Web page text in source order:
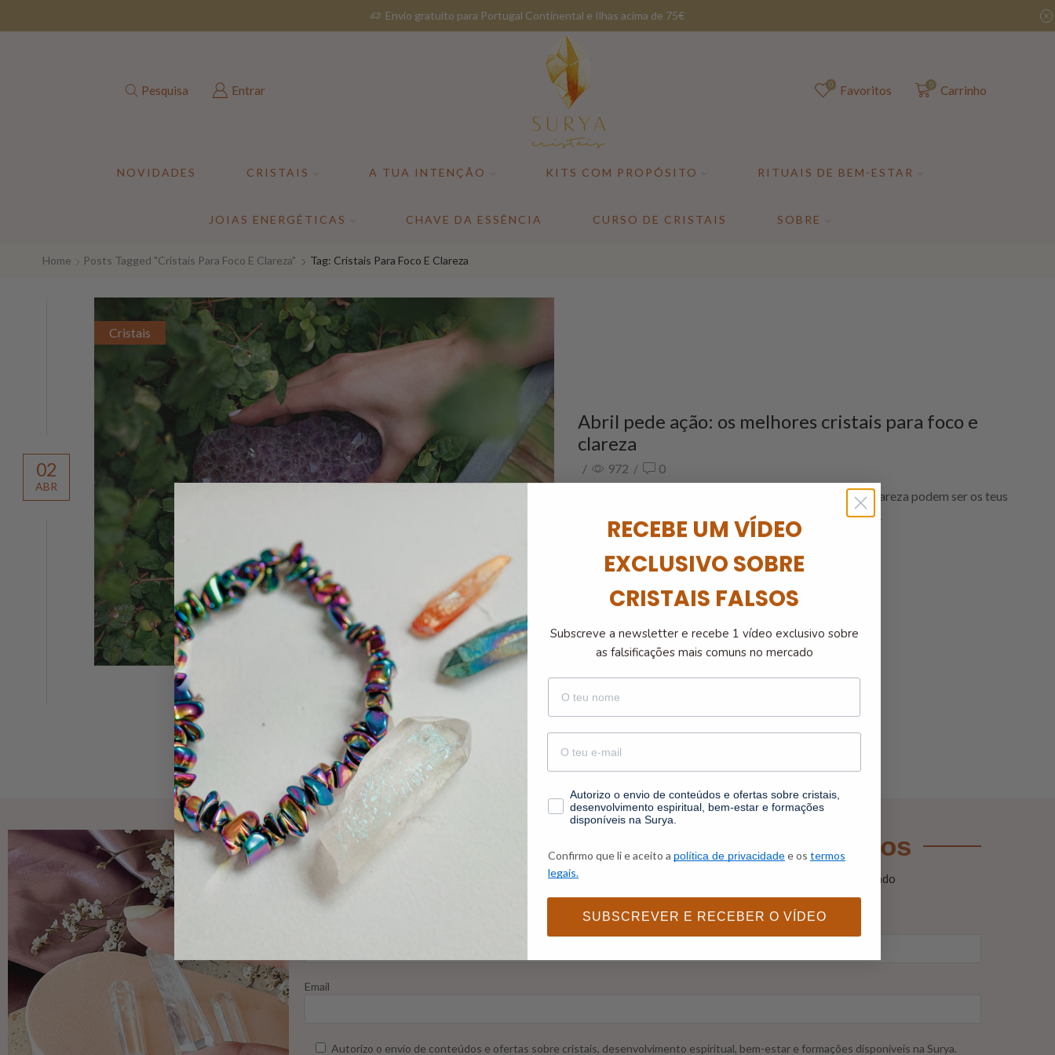
Envio gratuito para Portugal Continental e Ilhas acima de 75€
Pesquisa Entrar 0 Favoritos 0 Carrinho
NOVIDADES CRISTAIS A TUA INTENÇÃO KITS COM PROPÓSITO RITUAIS DE BEM-ESTAR
JOIAS ENERGÉTICAS CHAVE DA ESSÊNCIA CURSO DE CRISTAIS SOBRE
Home Posts Tagged "cristais Para Foco E Clareza" Tag: Cristais Para Foco E Clareza
Cristais
Abril pede ação: os melhores cristais para foco e
clareza
/ 972 /
0
Abril pede movimento. Por isso, os cristais para foco e clareza podem ser os teus
maiores aliados para te alinhar com essa energia. Com o...
Continue A Ler
02
ABR
Aprende a identificar cristais verdadeiros
Subscreve a newsletter e recebe 1 vídeo exclusivo sobre as falsificações mais comuns no mercado
Email
Autorizo o envio de conteúdos e ofertas sobre cristais, desenvolvimento espiritual, bem-estar e formações disponíveis na Surya.
RECEBE UM VÍDEO
EXCLUSIVO SOBRE
CRISTAIS FALSOS
Subscreve a newsletter e recebe 1 vídeo exclusivo sobre
as falsificações mais comuns no mercado
nome
email
consentimento
Autorizo o envio de conteúdos e ofertas sobre cristais,
desenvolvimento espiritual, bem-estar e formações
disponíveis na Surya.
Confirmo que li e aceito a política de privacidadee os termos
legais.
SUBSCREVER E RECEBER O VÍDEO